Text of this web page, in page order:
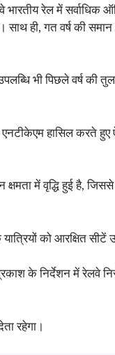
रेल में सर्वाधिक
साथ ही, गत वर्ष की
भी पिछले वर्ष की
हासिल करते हुए
क्षमता में वृद्धि हुई है,
को आरक्षित
के निर्देशन में रेलवे
रहेगा।